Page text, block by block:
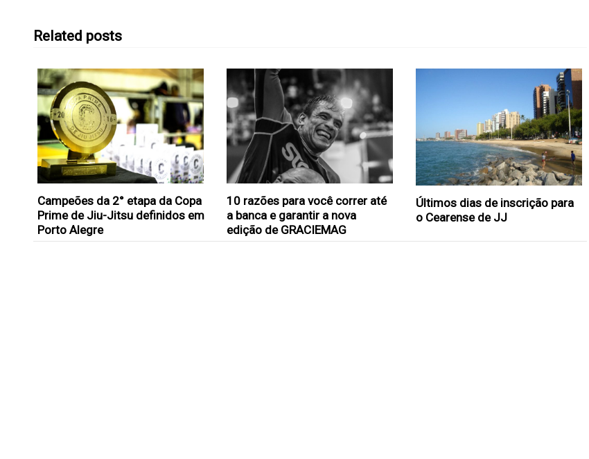
Related posts
Campeões da 2° etapa da Copa
Prime de Jiu-Jitsu definidos em
Porto Alegre
10 razões para você correr até
a banca e garantir a nova
edição de GRACIEMAG
Últimos dias de inscrição para
o Cearense de JJ